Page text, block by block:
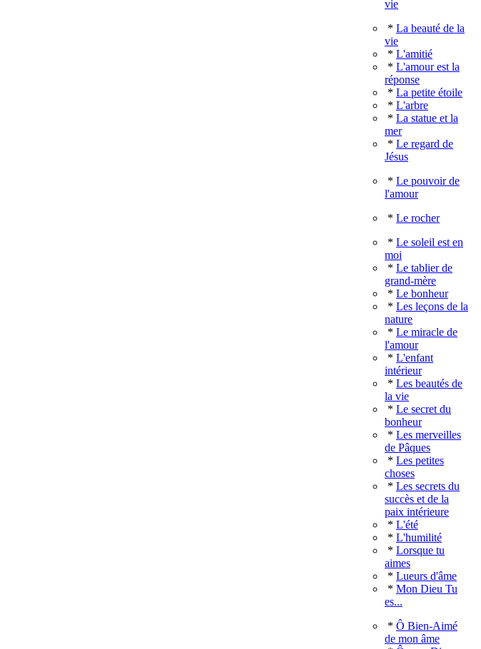
vie
* La beauté de la
vie
* L'amitié
* L'amour est la
réponse
* La petite étoile
* L'arbre
* La statue et la
mer
* Le regard de
Jésus
* Le pouvoir de
l'amour
* Le rocher
* Le soleil est en
moi
* Le tablier de
grand-mère
* Le bonheur
* Les leçons de la
nature
* Le miracle de
l'amour
* L'enfant
intérieur
* Les beautés de
la vie
* Le secret du
bonheur
* Les merveilles
de Pâques
* Les petites
choses
* Les secrets du
succès et de la
paix intérieure
* L'été
* L'humilité
* Lorsque tu
aimes
* Lueurs d'âme
* Mon Dieu Tu
es...
* Ô Bien-Aimé
de mon âme